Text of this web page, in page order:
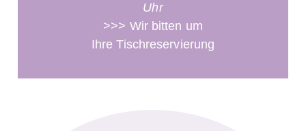
Uhr
>>> Wir bitten um
Ihre Tischreservierung